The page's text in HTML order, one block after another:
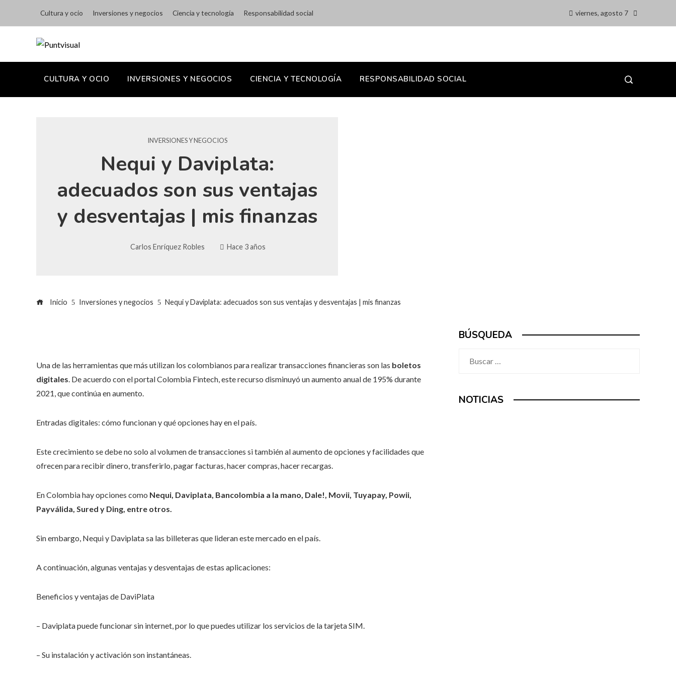
Cultura y ocio Inversiones y negocios Ciencia y tecnología Responsabilidad social viernes, agosto 7
CULTURA Y OCIO INVERSIONES Y NEGOCIOS CIENCIA Y TECNOLOGÍA RESPONSABILIDAD SOCIAL
INVERSIONES Y NEGOCIOS
Nequi y Daviplata:
adecuados son sus ventajas
y desventajas | mis finanzas
Carlos Enríquez Robles Hace 3 años
Inicio Inversiones y negocios Nequi y Daviplata: adecuados son sus ventajas y desventajas | mis finanzas
Una de las herramientas que más utilizan los colombianos para realizar transacciones financieras son las boletos
digitales. De acuerdo con el portal Colombia Fintech, este recurso disminuyó un aumento anual de 195% durante
2021, que continúa en aumento.
Entradas digitales: cómo funcionan y qué opciones hay en el país.
Este crecimiento se debe no solo al volumen de transacciones si también al aumento de opciones y facilidades que
ofrecen para recibir dinero, transferirlo, pagar facturas, hacer compras, hacer recargas.
En Colombia hay opciones como Nequi, Daviplata, Bancolombia a la mano, Dale!, Movii, Tuyapay, Powii,
Payválida, Sured y Ding, entre otros.
Sin embargo, Nequi y Daviplata sa las billeteras que lideran este mercado en el país.
A continuación, algunas ventajas y desventajas de estas aplicaciones:
Beneficios y ventajas de DaviPlata
– Daviplata puede funcionar sin internet, por lo que puedes utilizar los servicios de la tarjeta SIM.
– Su instalación y activación son instantáneas.
BÚSQUEDA
NOTICIAS